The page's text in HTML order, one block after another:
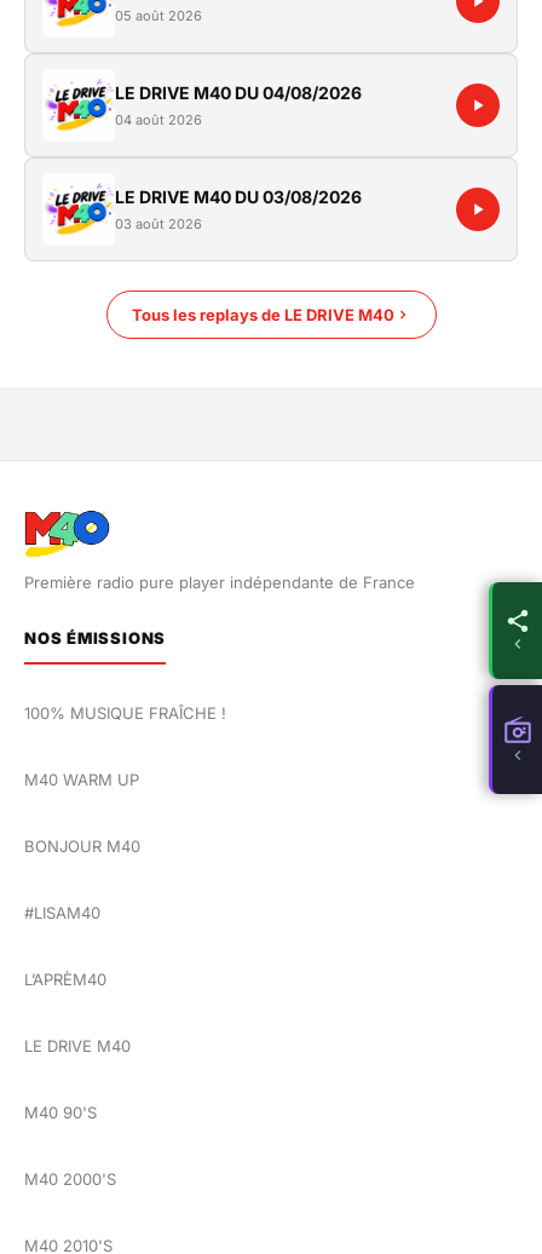
05 août 2026
LE DRIVE M40 DU 04/08/2026
04 août 2026
LE DRIVE M40 DU 03/08/2026
03 août 2026
Tous les replays de LE DRIVE M40
Première radio pure player indépendante de France
NOS ÉMISSIONS
100% MUSIQUE FRAÎCHE !
M40 WARM UP
BONJOUR M40
#LISAM40
L’APRÈM40
LE DRIVE M40
M40 90'S
M40 2000'S
M40 2010'S